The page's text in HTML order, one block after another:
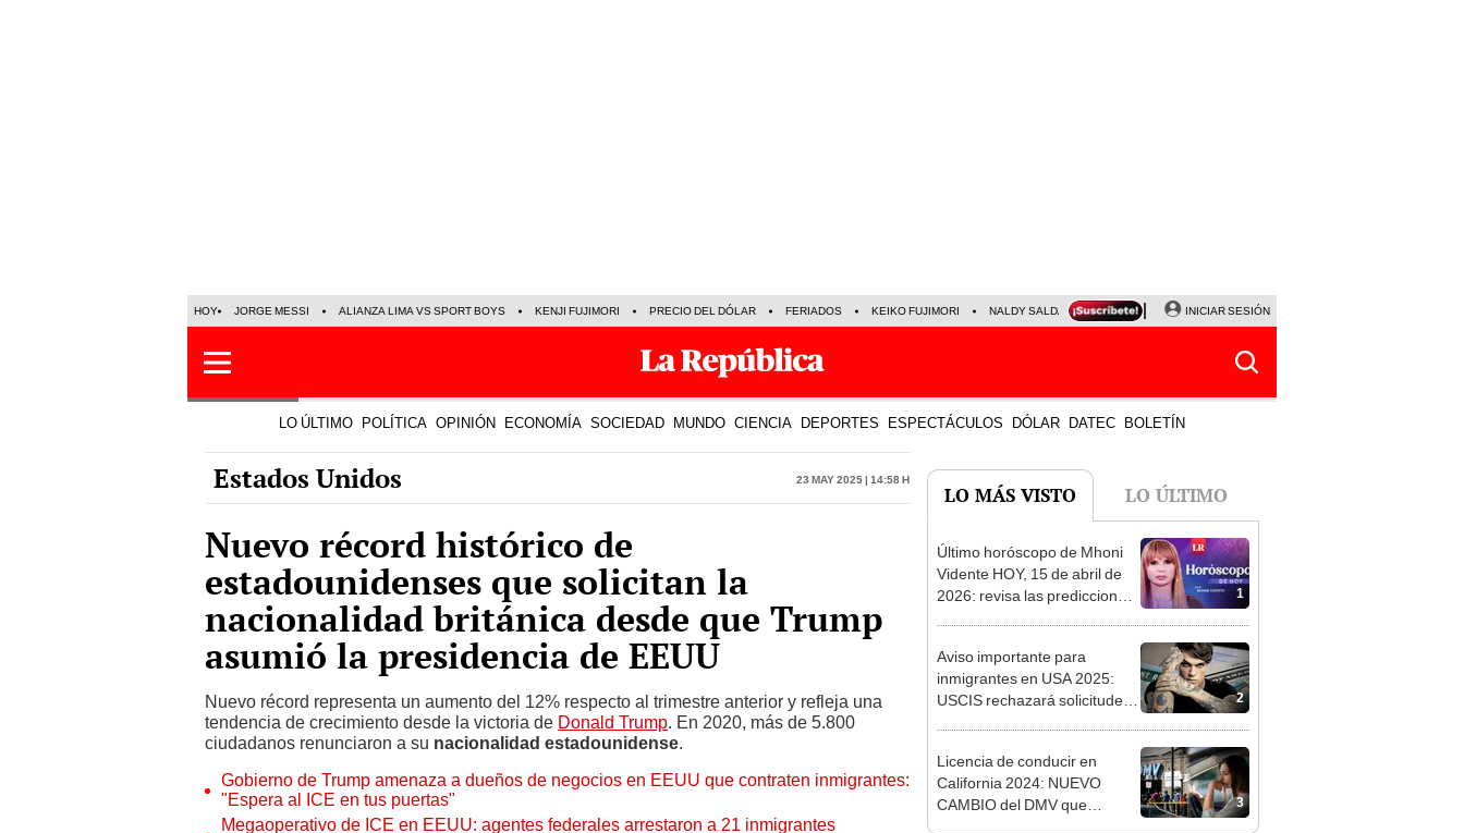
LO ÚLTIMO POLÍTICA OPINIÓN ECONOMÍA SOCIEDAD MUNDO CIENCIA DEPORTES ESPECTÁCULOS DÓLAR DATEC BOLETÍN
Estados Unidos 23 May 2025 | 14:58 h
Nuevo récord histórico de
estadounidenses que solicitan la
nacionalidad británica desde que Trump
asumió la presidencia de EEUU
Nuevo récord representa un aumento del 12% respecto al trimestre anterior y refleja una
tendencia de crecimiento desde la victoria deDonald Trump. En 2020, más de 5.800
ciudadanos renunciaron a sunacionalidad estadounidense.
"Espera al ICE en tus puertas"
Megaoperativo de ICE en EEUU: agentes federales arrestaron a 21 inmigrantes
indocumentados en nueva redada de Florida
LO MÁS VISTO
1
Vidente HOY, 15 de abril de
2026: revisa las predicciones
de tu signo y entérate si te
2
inmigrantes en USA 2025:
USCIS rechazará solicitudes
de Green Card si tienen estos
3
California 2024: NUEVO
CAMBIO del DMV que
afectará a conductores de